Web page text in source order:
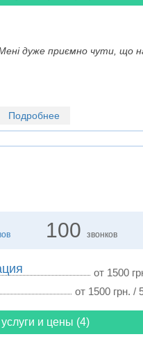
дуже приємно чути, що
Подробнее
100 звонков
от 1500
от 1500 грн. /
и цены (4)